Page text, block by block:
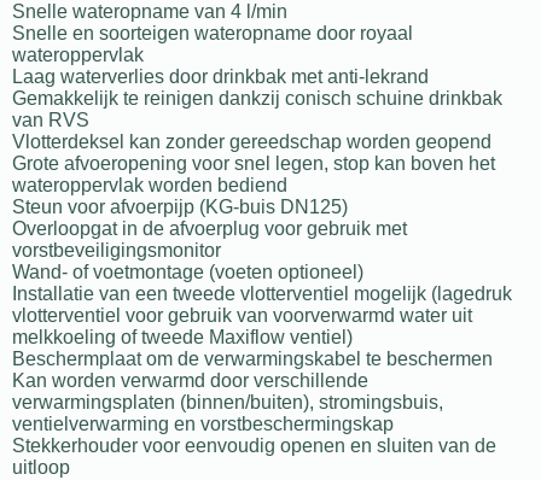
Snelle wateropname van 4 l/min
Snelle en soorteigen wateropname door royaal
wateroppervlak
Laag waterverlies door drinkbak met anti-lekrand
Gemakkelijk te reinigen dankzij conisch schuine drinkbak
van RVS
Vlotterdeksel kan zonder gereedschap worden geopend
Grote afvoeropening voor snel legen, stop kan boven het
wateroppervlak worden bediend
Steun voor afvoerpijp (KG-buis DN125)
Overloopgat in de afvoerplug voor gebruik met
vorstbeveiligingsmonitor
Wand- of voetmontage (voeten optioneel)
Installatie van een tweede vlotterventiel mogelijk (lagedruk
vlotterventiel voor gebruik van voorverwarmd water uit
melkkoeling of tweede Maxiflow ventiel)
Beschermplaat om de verwarmingskabel te beschermen
Kan worden verwarmd door verschillende
verwarmingsplaten (binnen/buiten), stromingsbuis,
ventielverwarming en vorstbeschermingskap
Stekkerhouder voor eenvoudig openen en sluiten van de
uitloop